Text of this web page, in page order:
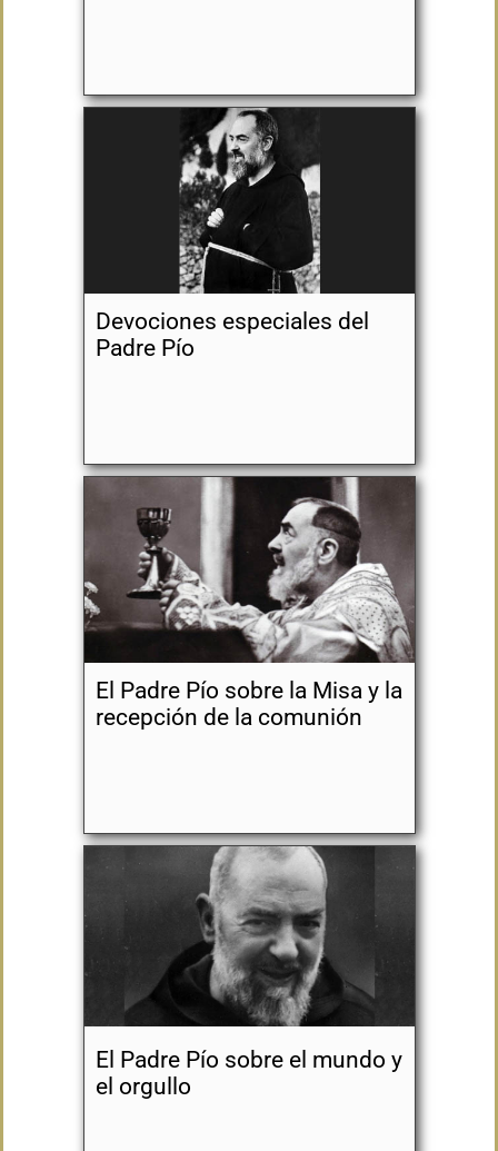
Devociones especiales del
Padre Pío
El Padre Pío sobre la Misa y la
recepción de la comunión
El Padre Pío sobre el mundo y
el orgullo